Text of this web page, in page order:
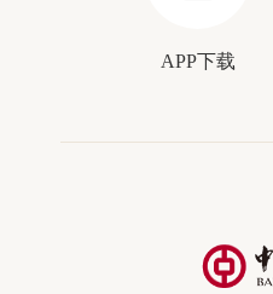
APP下载